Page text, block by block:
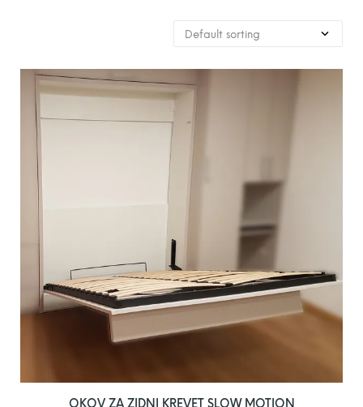
OKOV ZA ZIDNI KREVET SLOW MOTION